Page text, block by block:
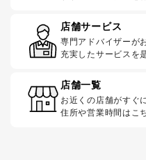
店舗サービス
専門アドバイザーが
充実したサービスを
店舗一覧
お近くの店舗がすぐ
住所や営業時間はこ